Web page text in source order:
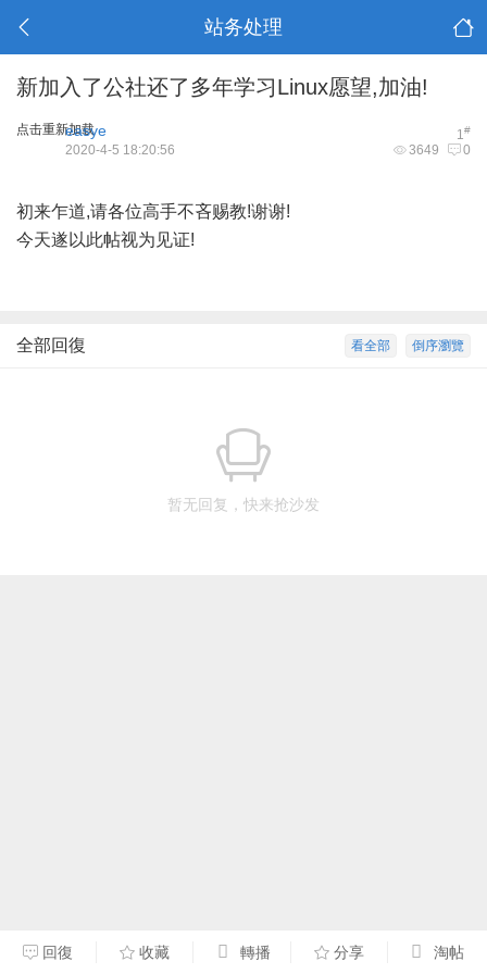
站务处理
新加入了公社还了多年学习Linux愿望,加油!
点击重新加载 1#
easye
3649 0
2020-4-5 18:20:56
初来乍道,请各位高手不吝赐教!谢谢!
今天遂以此帖视为见证!
倒序瀏覽
看全部
全部回復
暂无回复，快来抢沙发
回復 收藏 轉播 分享 淘帖